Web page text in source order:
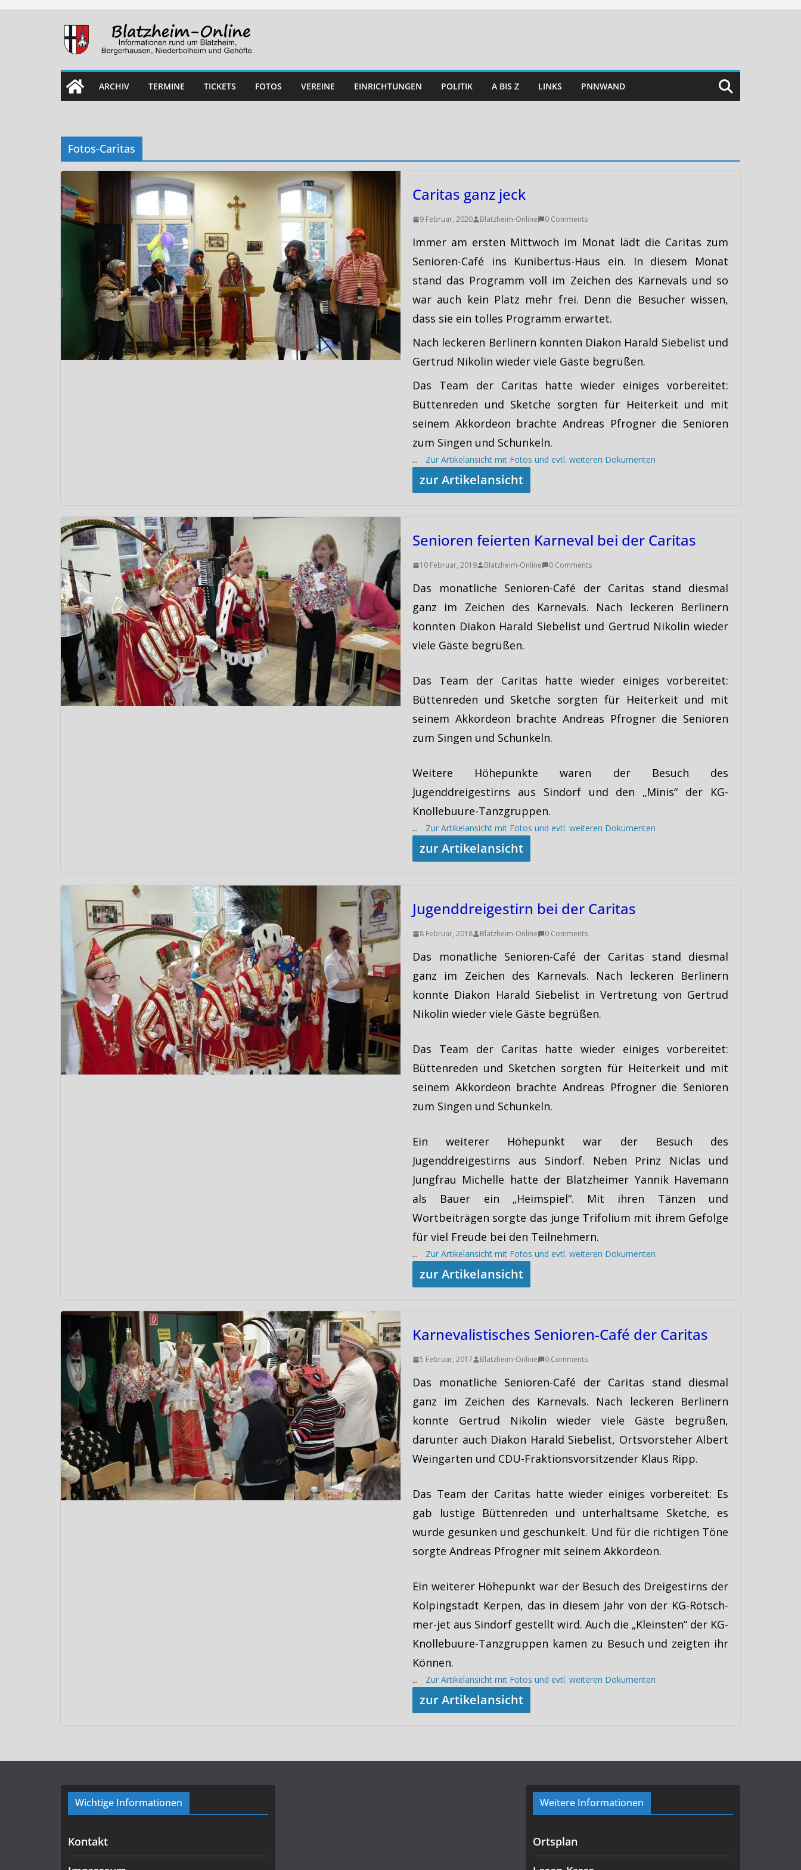
Skip
ARCHIV TERMINE TICKETS FOTOS VEREINE EINRICHTUNGEN POLITIK A BIS Z LINKS PNNWAND
Fotos-Caritas
Caritas ganz jeck
9 Februar, 2020 Blatzheim-Online 0 Comments
Immer am ersten Mittwoch im Monat lädt die Caritas zum
Senioren-Café ins Kunibertus-Haus ein. In diesem Monat
stand das Programm voll im Zeichen des Karnevals und so
war auch kein Platz mehr frei. Denn die Besucher wissen,
dass sie ein tolles Programm erwartet.
Nach leckeren Berlinern konnten Diakon Harald Siebelist und
Gertrud Nikolin wieder viele Gäste begrüßen.
Das Team der Caritas hatte wieder einiges vorbereitet:
Büttenreden und Sketche sorgten für Heiterkeit und mit
seinem Akkordeon brachte Andreas Pfrogner die Senioren
zum Singen und Schunkeln.
...Zur Artikelansicht mit Fotos und evtl. weiteren Dokumenten
zur Artikelansicht
Senioren feierten Karneval bei der Caritas
10 Februar, 2019 Blatzheim-Online 0 Comments
Das monatliche Senioren-Café der Caritas stand diesmal
ganz im Zeichen des Karnevals. Nach leckeren Berlinern
konnten Diakon Harald Siebelist und Gertrud Nikolin wieder
viele Gäste begrüßen.
Das Team der Caritas hatte wieder einiges vorbereitet:
Büttenreden und Sketche sorgten für Heiterkeit und mit
seinem Akkordeon brachte Andreas Pfrogner die Senioren
zum Singen und Schunkeln.
Weitere Höhepunkte waren der Besuch des
Jugenddreigestirns aus Sindorf und den „Minis“ der KG-
Knollebuure-Tanzgruppen.
...Zur Artikelansicht mit Fotos und evtl. weiteren Dokumenten
zur Artikelansicht
Jugenddreigestirn bei der Caritas
8 Februar, 2018 Blatzheim-Online 0 Comments
Das monatliche Senioren-Café der Caritas stand diesmal
ganz im Zeichen des Karnevals. Nach leckeren Berlinern
konnte Diakon Harald Siebelist in Vertretung von Gertrud
Nikolin wieder viele Gäste begrüßen.
Das Team der Caritas hatte wieder einiges vorbereitet:
Büttenreden und Sketchen sorgten für Heiterkeit und mit
seinem Akkordeon brachte Andreas Pfrogner die Senioren
zum Singen und Schunkeln.
Ein weiterer Höhepunkt war der Besuch des
Jugenddreigestirns aus Sindorf. Neben Prinz Niclas und
Jungfrau Michelle hatte der Blatzheimer Yannik Havemann
als Bauer ein „Heimspiel“. Mit ihren Tänzen und
Wortbeiträgen sorgte das junge Trifolium mit ihrem Gefolge
für viel Freude bei den Teilnehmern.
...Zur Artikelansicht mit Fotos und evtl. weiteren Dokumenten
zur Artikelansicht
Karnevalistisches Senioren-Café der Caritas
5 Februar, 2017 Blatzheim-Online 0 Comments
Das monatliche Senioren-Café der Caritas stand diesmal
ganz im Zeichen des Karnevals. Nach leckeren Berlinern
konnte Gertrud Nikolin wieder viele Gäste begrüßen,
darunter auch Diakon Harald Siebelist, Ortsvorsteher Albert
Weingarten und CDU-Fraktionsvorsitzender Klaus Ripp.
Das Team der Caritas hatte wieder einiges vorbereitet: Es
gab lustige Büttenreden und unterhaltsame Sketche, es
wurde gesunken und geschunkelt. Und für die richtigen Töne
sorgte Andreas Pfrogner mit seinem Akkordeon.
Ein weiterer Höhepunkt war der Besuch des Dreigestirns der
Kolpingstadt Kerpen, das in diesem Jahr von der KG-Rötsch-
mer-jet aus Sindorf gestellt wird. Auch die „Kleinsten“ der KG-
Knollebuure-Tanzgruppen kamen zu Besuch und zeigten ihr
Können.
...Zur Artikelansicht mit Fotos und evtl. weiteren Dokumenten
zur Artikelansicht
Wichtige Informationen
Kontakt
Weitere Informationen
Ortsplan